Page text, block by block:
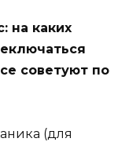
на каких
советуют по
(для